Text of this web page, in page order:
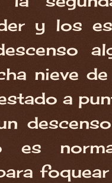
y los
nieve
a
es